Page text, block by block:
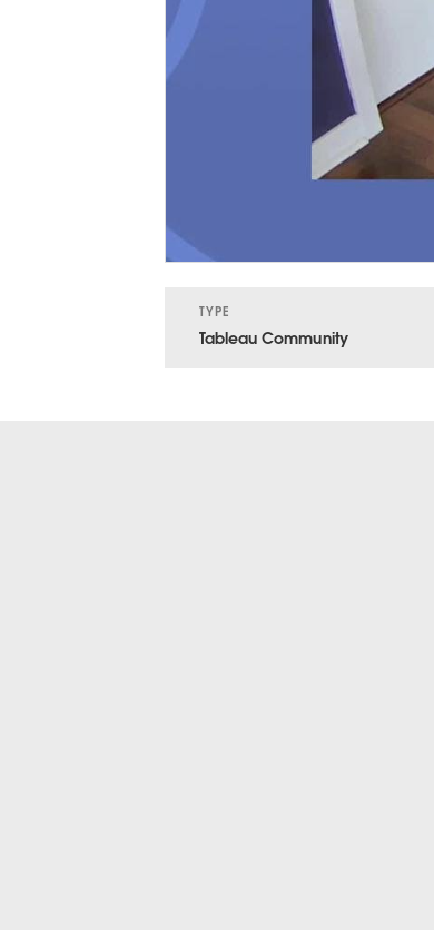
TYPE
Tableau Community